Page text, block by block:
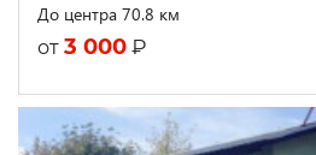
До центра 70.8 км
от 3 000 ₽